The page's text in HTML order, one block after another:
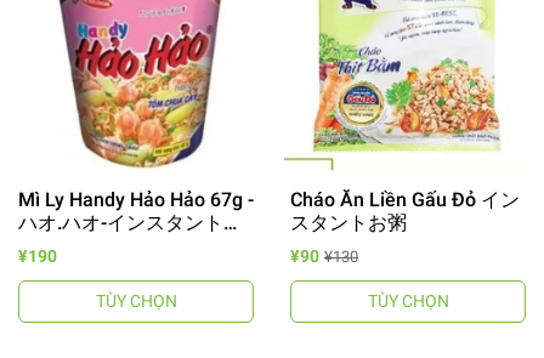
Mì Ly Handy Hảo Hảo 67g -
ハオ.ハオ-インスタントラ
ーメンカップ
¥190
TÙY CHỌN
Cháo Ăn Liền Gấu Đỏ イン
スタントお粥
¥90 ¥130
TÙY CHỌN